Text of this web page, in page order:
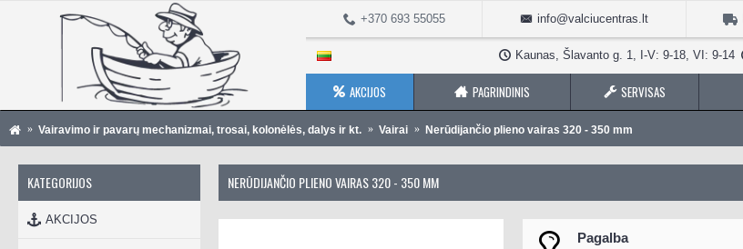
+370 693 55055 info@valciucentras.lt
Kaunas, Šlavanto g. 1, I-V: 9-18, VI: 9-14
AKCIJOS PAGRINDINIS SERVISAS
Vairavimo ir pavarų mechanizmai, trosai, kolonėlės, dalys ir kt. Vairai Nerūdijančio plieno vairas 320 - 350 mm
KATEGORIJOS
AKCIJOS
NERŪDIJANČIO PLIENO VAIRAS 320 - 350 MM
Pagalba